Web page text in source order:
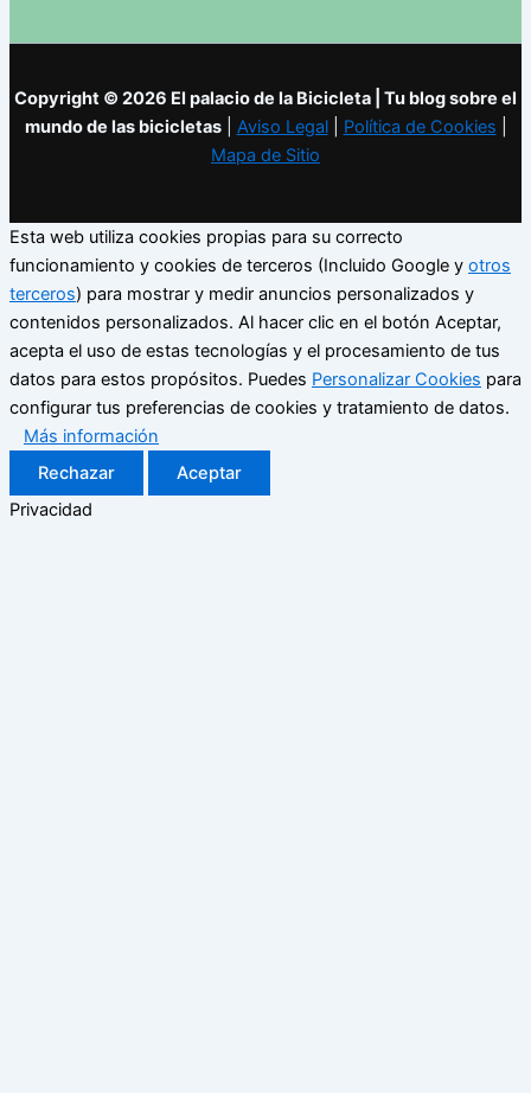
Copyright © 2026 El palacio de la Bicicleta | Tu blog sobre el
mundo de las bicicletas| Aviso Legal| Política de Cookies
Mapa de Sitio
Esta web utiliza cookies propias para su correcto
funcionamiento y cookies de terceros (Incluido Google y otros
terceros) para mostrar y medir anuncios personalizados y
contenidos personalizados. Al hacer clic en el botón Aceptar,
acepta el uso de estas tecnologías y el procesamiento de tus
datos para estos propósitos. Puedes Personalizar Cookies para
configurar tus preferencias de cookies y tratamiento de datos.
Más información
Rechazar
Aceptar
Privacidad